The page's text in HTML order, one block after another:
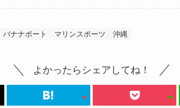
バナナボート マリンスポーツ 沖縄
よかったらシェアしてね！